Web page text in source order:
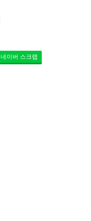
네이버 스크랩